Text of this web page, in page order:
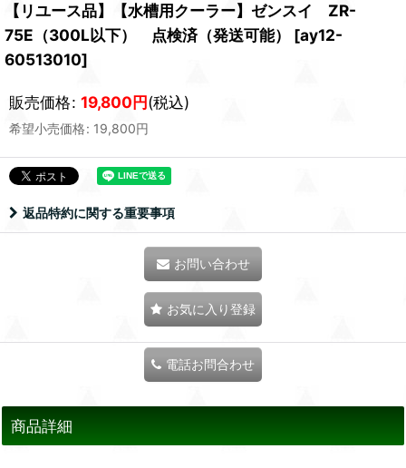
【リユース品】【水槽用クーラー】ゼンスイ ZR-
75E（300L以下） 点検済（発送可能）
[ay12-
60513010]
販売価格: 19,800円(税込)
希望小売価格: 19,800円
返品特約に関する重要事項
お問い合わせ
お気に入り登録
電話お問合わせ
商品詳細